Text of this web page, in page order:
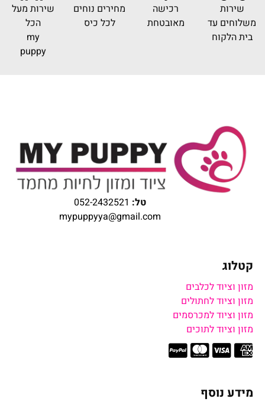
שירות
משלוחים עד
בית הלקוח
רכישה
מאובטחת
מחירים נוחים
לכל כיס
שירות מעל
הכל
my
puppy
טל: 052-2432521
mypuppyya@gmail.com
קטלוג
מזון וציוד לכלבים
מזון וציוד לחתולים
מזון וציוד למכרסמים
מזון וציוד לתוכים
מידע נוסף